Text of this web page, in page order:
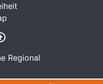
Regional
drucken
Zurück nach oben